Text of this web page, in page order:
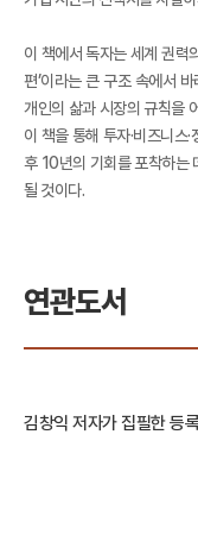
이 책에서 독자는 세계 권력
편’이라는 큰 구조 속에서
개인의 삶과 시장의 규칙을
이 책을 통해 투자·비즈니스
후 10년의 기회를 포착하는
될 것이다.
연관도서
김창익 저자가 집필한 등